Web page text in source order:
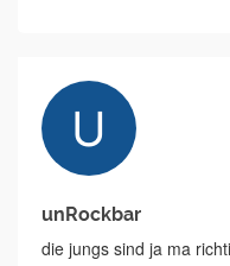
unRockbar
die jungs sind ja ma